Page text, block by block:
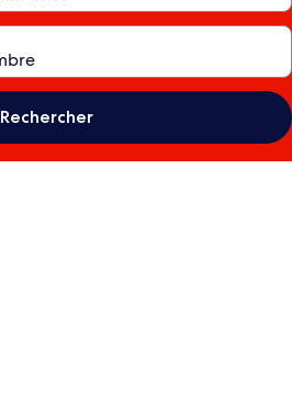
Rechercher